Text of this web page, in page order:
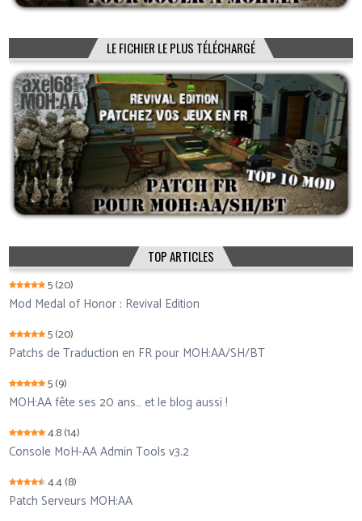
LE FICHIER LE PLUS TÉLÉCHARGÉ
TOP ARTICLES
5(20)
Mod Medal of Honor : Revival Edition
5(20)
Patchs de Traduction en FR pour MOH:AA/SH/BT
5(9)
MOH:AA fête ses 20 ans… et le blog aussi !
4.8(14)
Console MoH-AA Admin Tools v3.2
4.4(8)
Patch Serveurs MOH:AA